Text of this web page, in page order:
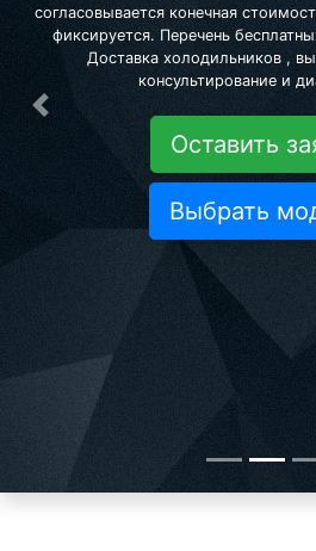
согласовывается конечная
фиксируется. Перечень
Доставка холодильников ,
консультирование и
Оставить
Выбрать
Предыдущая